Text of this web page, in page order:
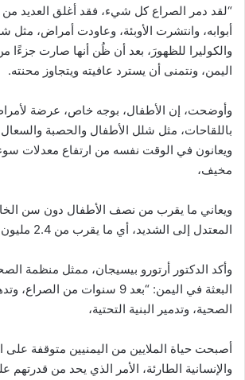
“لقد دمر الصراع كل شيء، فقد أغلق العديد من
أبوابه، وانتشرت الأوبئة، وعاودت أمراض، مثل
والكوليرا للظهورَ، بعد أن ظُن أنها صارت جزءًا
اليمن، ونتمنى أن يسترد عافيته ويتجاوز محنته.
وأوضحت، إن الأطفال، بوجه خاص، عرضة
باللقاحات، مثل شلل الأطفال والحصبة والسعال
ويعانون في الوقت نفسه من ارتفاع معدلات
مخيف،
ويعاني ما يقرب من نصف الأطفال دون سن
المعتدل إلى الشديد، أي ما يقرب من 2.4 مليون طفل.
وأكد الدكتور أرتورو بيسيجان، ممثل منظمة
البعثة في اليمن: “بعد 9 سنوات من
الصحية، وتدمير البنية التحتية،
أصبحت حياة الملايين من اليمنيين متوقفة على
والإنسانية الطارئة، الأمر الذي يحد من قدرتهم